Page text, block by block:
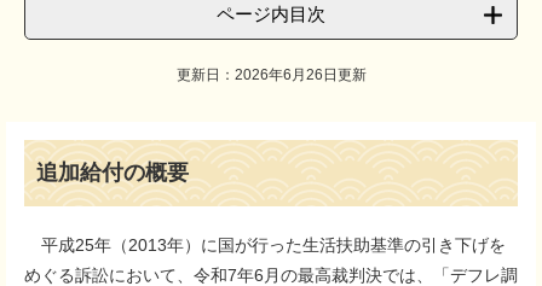
ページ内目次
更新日：2026年6月26日更新
追加給付の概要
平成25年（2013年）に国が行った生活扶助基準の引き下げを
めぐる訴訟において、令和7年6月の最高裁判決では、「デフレ調